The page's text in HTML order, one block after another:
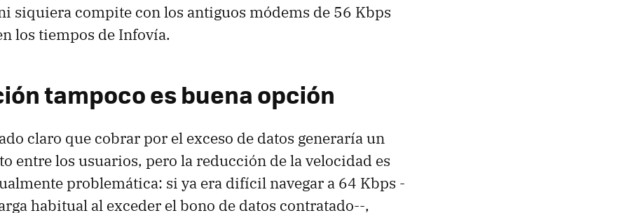
siquiera compite con los antiguos módems de 56 Kbps
los tiempos de Infovía.
tampoco es buena opción
claro que cobrar por el exceso de datos generaría un
entre los usuarios, pero la reducción de la velocidad es
problemática: si ya era difícil navegar a 64 Kbps -
habitual al exceder el bono de datos contratado--,